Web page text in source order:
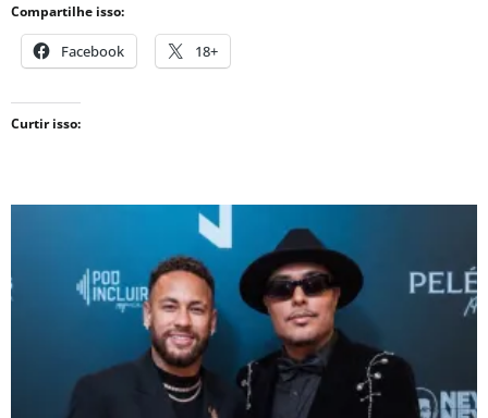
Compartilhe isso:
Facebook 18+
Curtir isso: